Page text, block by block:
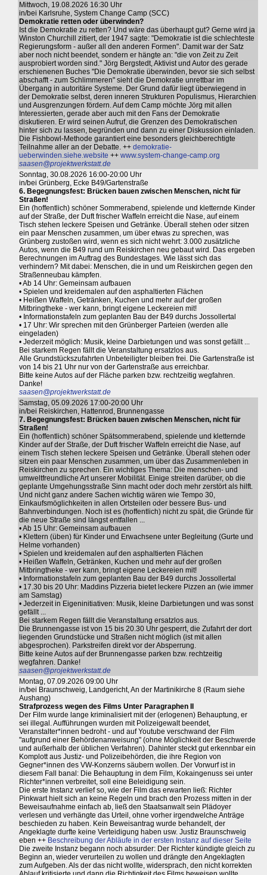
Mittwoch, 19.08.2026 16:30 Uhr
in/bei Karlsruhe, System Change Camp (SCC)
Demokratie retten oder überwinden?
Ist die Demokratie zu retten? Und wäre das überhaupt gut? Gerne wird ja
Winston Churchill zitiert, der 1947 sagte: "Demokratie ist die schlechteste
Regierungsform - außer all den anderen Formen". Damit war der Satz
aber noch nicht beendet, sondern er hängte an: "die von Zeit zu Zeit
ausprobiert worden sind." Jörg Bergstedt, Aktivist und Autor des gerade
erschienenen Buches "Die Demokratie überwinden, bevor sie sich selbst
abschafft - zum Schlimmeren" sieht die Demokratie unrettbar im
Übergang in autoritäre Systeme. Der Grund dafür liegt überwiegend in
der Demokratie selbst, deren inneren Strukturen Populismus, Hierarchien
und Ausgrenzungen fördern. Auf dem Camp möchte Jörg mit allen
Interessierten, gerade aber auch mit den Fans der Demokratie
diskutieren. Er wird seinen Aufruf, die Grenzen des Demokratischen
hinter sich zu lassen, begründen und dann zu einer Diskussion einladen.
Die Fishbowl-Methode garantiert eine besonders gleichberechtigte
Teilnahme aller an der Debatte. ++ demokratie-
ueberwinden.siehe.website ++ www.system-change-camp.org
saasen@projektwerkstatt.de
Sonntag, 30.08.2026 16:00-20:00 Uhr
in/bei Grünberg, Ecke B49/Gartenstraße
6. Begegnungsfest: Brücken bauen zwischen Menschen, nicht für
Straßen!
Ein (hoffentlich) schöner Sommerabend, spielende und kletternde Kinder
auf der Straße, der Duft frischer Waffeln erreicht die Nase, auf einem
Tisch stehen leckere Speisen und Getränke. Überall stehen oder sitzen
ein paar Menschen zusammen, um über etwas zu sprechen, was
Grünberg zustoßen wird, wenn es sich nicht wehrt: 3.000 zusätzliche
Autos, wenn die B49 rund um Reiskirchen neu gebaut wird. Das ergeben
Berechnungen im Auftrag des Bundestages. Wie lässt sich das
verhindern? Mit dabei: Menschen, die in und um Reiskirchen gegen den
Straßenneubau kämpfen.
• Ab 14 Uhr: Gemeinsam aufbauen
• Spielen und kreidemalen auf den asphaltierten Flächen
• Heißen Waffeln, Getränken, Kuchen und mehr auf der großen
Mitbringtheke - wer kann, bringt eigene Leckereien mit!
• Informationstafeln zum geplanten Bau der B49 durchs Jossollertal
• 17 Uhr: Wir sprechen mit den Grünberger Parteien (werden alle
eingeladen)
• Jederzeit möglich: Musik, kleine Darbietungen und was sonst gefällt ...
Bei starkem Regen fällt die Veranstaltung ersatzlos aus.
Alle Grundstückszufahrten Unbeteiligter bleiben frei. Die Gartenstraße ist
von 14 bis 21 Uhr nur von der Gartenstraße aus erreichbar.
Bitte keine Autos auf der Fläche parken bzw. rechtzeitig wegfahren.
Danke!
saasen@projektwerkstatt.de
Samstag, 05.09.2026 17:00-20:00 Uhr
in/bei Reiskirchen, Hattenrod, Brunnengasse
7. Begegnungsfest: Brücken bauen zwischen Menschen, nicht für
Straßen!
Ein (hoffentlich) schöner Spätsommerabend, spielende und kletternde
Kinder auf der Straße, der Duft frischer Waffeln erreicht die Nase, auf
einem Tisch stehen leckere Speisen und Getränke. Überall stehen oder
sitzen ein paar Menschen zusammen, um über das Zusammenleben in
Reiskirchen zu sprechen. Ein wichtiges Thema: Die menschen- und
umweltfreundliche Art unserer Mobilität. Einige streiten darüber, ob die
geplante Umgehungsstraße Sinn macht oder doch mehr zerstört als hilft.
Und nicht ganz andere Sachen wichtig wären wie Tempo 30,
Einkaufsmöglichkeiten in allen Ortsteilen oder bessere Bus- und
Bahnverbindungen. Noch ist es (hoffentlich) nicht zu spät, die Gründe für
die neue Straße sind längst entfallen ...
• Ab 15 Uhr: Gemeinsam aufbauen
• Klettern (üben) für Kinder und Erwachsene unter Begleitung (Gurte und
Helme vorhanden)
• Spielen und kreidemalen auf den asphaltierten Flächen
• Heißen Waffeln, Getränken, Kuchen und mehr auf der großen
Mitbringtheke - wer kann, bringt eigene Leckereien mit!
• Informationstafeln zum geplanten Bau der B49 durchs Jossollertal
• 17.30 bis 20 Uhr: Maddins Pizzeria bietet leckere Pizzen an (wie immer
am Samstag)
• Jederzeit in Eigeninitiativen: Musik, kleine Darbietungen und was sonst
gefällt ...
Bei starkem Regen fällt die Veranstaltung ersatzlos aus.
Die Brunnengasse ist von 15 bis 20.30 Uhr gesperrt, die Zufahrt der dort
liegenden Grundstücke und Straßen nicht möglich (ist mit allen
abgesprochen). Parkstreifen direkt vor der Absperrung.
Bitte keine Autos auf der Brunnengasse parken bzw. rechtzeitig
wegfahren. Danke!
saasen@projektwerkstatt.de
Montag, 07.09.2026 09:00 Uhr
in/bei Braunschweig, Landgericht, An der Martinikirche 8 (Raum siehe
Aushang)
Strafprozess wegen des Films Unter Paragraphen II
Der Film wurde lange kriminalisiert mit der (erlogenen) Behauptung, er
sei illegal. Aufführungen wurden mit Polizeigewalt beendet,
Veranstalter*innen bedroht - und auf Youtube verschwand der Film
"aufgrund einer Behördenanweisung" (ohne Möglichkeit der Beschwerde
und außerhalb der üblichen Verfahren). Dahinter steckt gut erkennbar ein
Komplott aus Justiz- und Polizeibehörden, die ihre Region von
Gegner*innen des VW-Konzerns säubern wollen. Der Vorwurf ist in
diesem Fall banal: Die Behauptung in dem Film, Kokaingenuss sei unter
Richter*innen verbreitet, soll eine Beleidigung sein.
Die erste Instanz verlief so, wie der Film das erwarten ließ: Richter
Pinkwart hielt sich an keine Regeln und brach den Prozess mitten in der
Beweisaufnahme einfach ab, ließ den Staatsanwalt sein Plädoyer
verlesen und verhängte das Urteil, ohne vorher irgendwelche Anträge
beschieden zu haben. Kein Beweisantrag wurde behandelt, der
Angeklagte durfte keine Verteidigung haben usw. Justiz Braunschweig
eben ++ Beschreibung der Abläufe in der ersten Instanz auf dieser Seite
Die zweite Instanz begann noch absurder: Der Richter kündigte gleich zu
Beginn an, wieder verurteilen zu wollen und drängte den Angeklagten
zum Aufgeben. Als der das nicht wollte, widersprach, den nicht korrekten